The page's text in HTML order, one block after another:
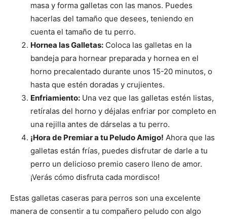
masa y forma galletas con las manos. Puedes
hacerlas del tamaño que desees, teniendo en
cuenta el tamaño de tu perro.
Hornea las Galletas: Coloca las galletas en la
bandeja para hornear preparada y hornea en el
horno precalentado durante unos 15-20 minutos, o
hasta que estén doradas y crujientes.
Enfriamiento: Una vez que las galletas estén listas,
retíralas del horno y déjalas enfriar por completo en
una rejilla antes de dárselas a tu perro.
¡Hora de Premiar a tu Peludo Amigo! Ahora que las
galletas están frías, puedes disfrutar de darle a tu
perro un delicioso premio casero lleno de amor.
¡Verás cómo disfruta cada mordisco!
Estas galletas caseras para perros son una excelente
manera de consentir a tu compañero peludo con algo